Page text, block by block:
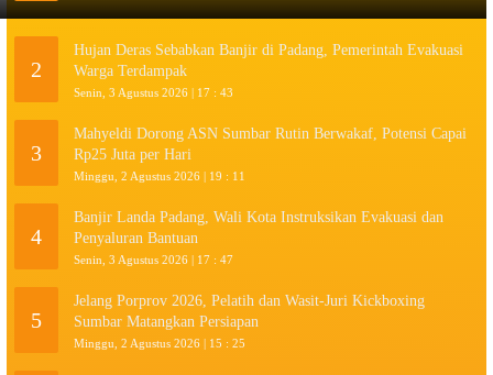
2
Hujan Deras Sebabkan Banjir di Padang, Pemerintah Evakuasi
Warga Terdampak
Senin, 3 Agustus 2026 | 17 : 43
3
Mahyeldi Dorong ASN Sumbar Rutin Berwakaf, Potensi Capai
Rp25 Juta per Hari
Minggu, 2 Agustus 2026 | 19 : 11
4
Banjir Landa Padang, Wali Kota Instruksikan Evakuasi dan
Penyaluran Bantuan
Senin, 3 Agustus 2026 | 17 : 47
5
Jelang Porprov 2026, Pelatih dan Wasit-Juri Kickboxing
Sumbar Matangkan Persiapan
Minggu, 2 Agustus 2026 | 15 : 25